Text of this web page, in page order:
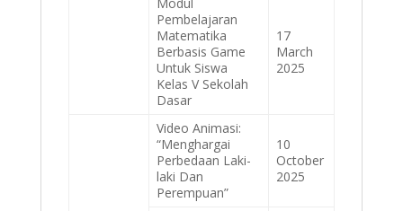
Pembelajaran
Matematika
Berbasis Game
Untuk Siswa
Kelas V Sekolah
Dasar
17
March
2025
Video Animasi:
“Menghargai
Perbedaan Laki-
laki Dan
Perempuan”
10
October
2025